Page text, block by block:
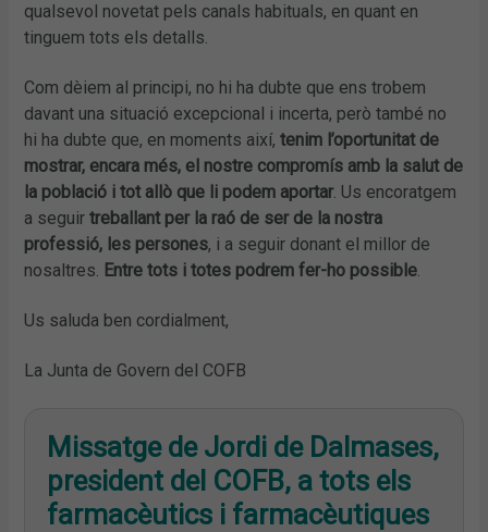
qualsevol novetat pels canals habituals, en quant en
tinguem tots els detalls.
Com dèiem al principi, no hi ha dubte que ens trobem
davant una situació excepcional i incerta, però també no
hi ha dubte que, en moments així, tenim l’oportunitat de
mostrar, encara més, el nostre compromís amb la salut de
la població i tot allò que li podem aportar. Us encoratgem
a seguirtreballant per la raó de ser de la nostra
professió, les persones, i a seguir donant el millor de
nosaltres. Entre tots i totes podrem fer-ho possible.
Us saluda ben cordialment,
La Junta de Govern del COFB
Missatge de Jordi de Dalmases,
president del COFB, a tots els
farmacèutics i farmacèutiques